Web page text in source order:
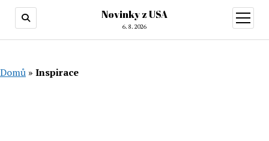
Novinky z USA
6. 8. 2026
otevřít
menu
Domů » Inspirace